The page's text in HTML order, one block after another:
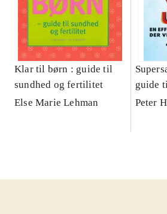
Klar til børn : guide til
sundhed og fertilitet
Else Marie Lehman
guide
booste
Peter